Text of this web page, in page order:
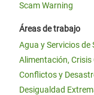
Scam Warning
Áreas de trabajo
Agua y Servicios de
Alimentación,
Conflictos y
Desigualdad